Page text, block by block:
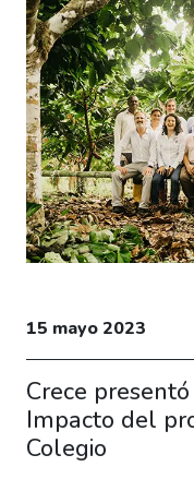
15 mayo 2023
Crece
Impacto del
Colegio